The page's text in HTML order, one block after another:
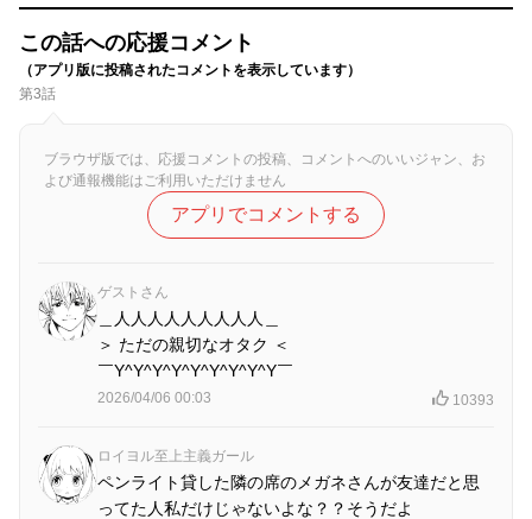
この話への応援コメント
（アプリ版に投稿されたコメントを表示しています）
第3話
ブラウザ版では、応援コメントの投稿、コメントへのいいジャン、お
よび通報機能はご利用いただけません
アプリでコメントする
ゲストさん
＿人人人人人人人人人＿
＞ ただの親切なオタク ＜
￣Y^Y^Y^Y^Y^Y^Y^Y^Y￣
2026/04/06 00:03 10393
ロイヨル至上主義ガール
ペンライト貸した隣の席のメガネさんが友達だと思
ってた人私だけじゃないよな？？そうだよ